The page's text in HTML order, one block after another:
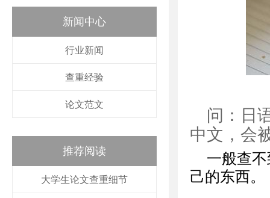
新闻中心
行业新闻
查重经验
论文范文
推荐阅读
大学生论文查重细节
问：日
中文，会
一般查
己的东西。